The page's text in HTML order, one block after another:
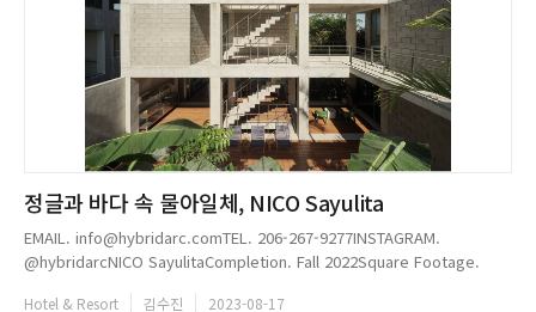
정글과 바다 속 물아일체, NICO Sayulita
EMAIL. info@hybridarc.comTEL. 206-267-9277INSTAGRAM.
@hybridarcNICO SayulitaCompletion. Fall 2022Square Footage.
Hotel & Resort 김수진 2023-08-17